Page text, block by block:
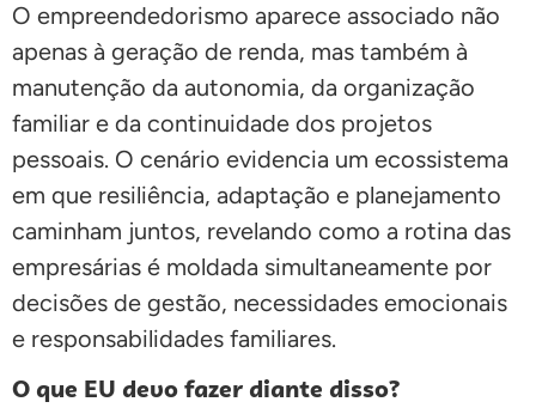
O empreendedorismo aparece associado não
apenas à geração de renda, mas também à
manutenção da autonomia, da organização
familiar e da continuidade dos projetos
pessoais. O cenário evidencia um ecossistema
em que resiliência, adaptação e planejamento
caminham juntos, revelando como a rotina das
empresárias é moldada simultaneamente por
decisões de gestão, necessidades emocionais
e responsabilidades familiares.
O que EU devo fazer diante disso?